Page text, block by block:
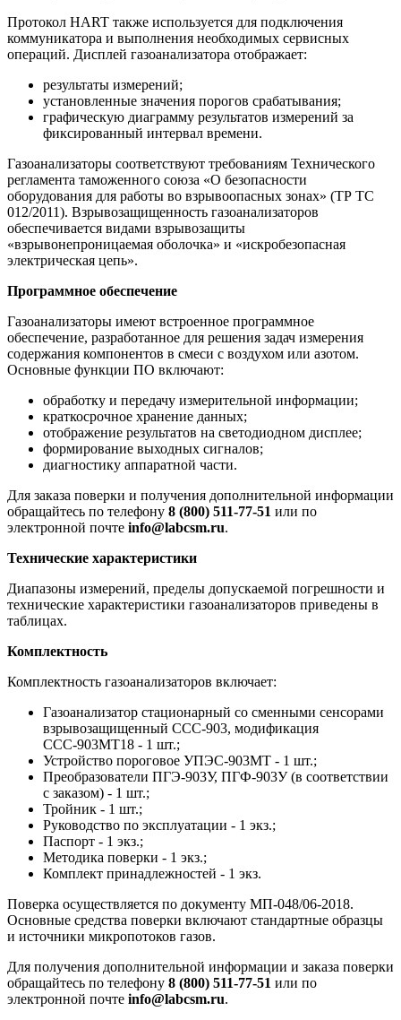
Протокол HART также используется для подключения
коммуникатора и выполнения необходимых сервисных
операций. Дисплей газоанализатора отображает:
результаты измерений;
установленные значения порогов срабатывания;
графическую диаграмму результатов измерений за
фиксированный интервал времени.
Газоанализаторы соответствуют требованиям Технического
регламента таможенного союза «О безопасности
оборудования для работы во взрывоопасных зонах» (ТР ТС
012/2011). Взрывозащищенность газоанализаторов
обеспечивается видами взрывозащиты
«взрывонепроницаемая оболочка» и «искробезопасная
электрическая цепь».
Программное обеспечение
Газоанализаторы имеют встроенное программное
обеспечение, разработанное для решения задач измерения
содержания компонентов в смеси с воздухом или азотом.
Основные функции ПО включают:
обработку и передачу измерительной информации;
краткосрочное хранение данных;
отображение результатов на светодиодном дисплее;
формирование выходных сигналов;
диагностику аппаратной части.
Для заказа поверки и получения дополнительной информации
обращайтесь по телефону 8 (800) 511-77-51 или по
электронной почте info@labcsm.ru.
Технические характеристики
Диапазоны измерений, пределы допускаемой погрешности и
технические характеристики газоанализаторов приведены в
таблицах.
Комплектность
Комплектность газоанализаторов включает:
Газоанализатор стационарный со сменными сенсорами
взрывозащищенный ССС-903, модификация
ССС-903МТ18 - 1 шт.;
Устройство пороговое УПЭС-903МТ - 1 шт.;
Преобразователи ПГЭ-903У, ПГФ-903У (в соответствии
с заказом) - 1 шт.;
Тройник - 1 шт.;
Руководство по эксплуатации - 1 экз.;
Паспорт - 1 экз.;
Методика поверки - 1 экз.;
Комплект принадлежностей - 1 экз.
Поверка осуществляется по документу МП-048/06-2018.
Основные средства поверки включают стандартные образцы
и источники микропотоков газов.
Для получения дополнительной информации и заказа поверки
обращайтесь по телефону 8 (800) 511-77-51 или по
электронной почте info@labcsm.ru.